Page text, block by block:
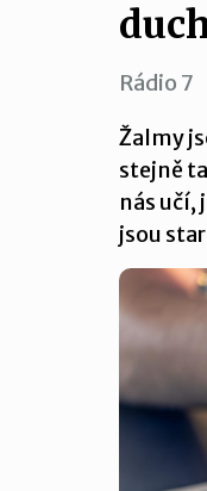
Rádio 7
Žalmy
stejně
nás učí,
jsou